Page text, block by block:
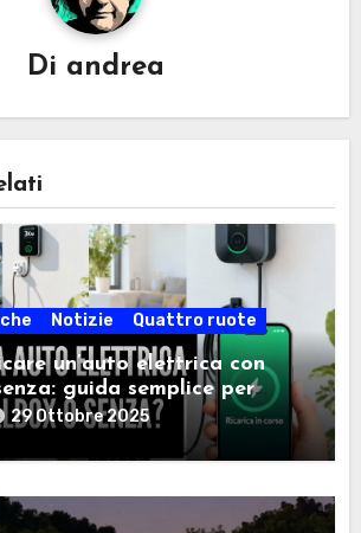
Di andrea
Notizie Quattro ruote
un’auto elettrica con
guida semplice per
giusta
29 Ottobre 2025